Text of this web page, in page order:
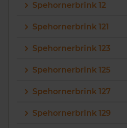
Spehornerbrink 12
Spehornerbrink 121
Spehornerbrink 123
Spehornerbrink 125
Spehornerbrink 127
Spehornerbrink 129